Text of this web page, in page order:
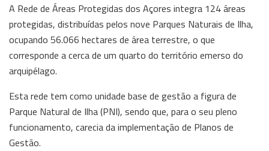
A Rede de Áreas Protegidas dos Açores integra 124 áreas
protegidas, distribuídas pelos nove Parques Naturais de Ilha,
ocupando 56.066 hectares de área terrestre, o que
corresponde a cerca de um quarto do território emerso do
arquipélago.
Esta rede tem como unidade base de gestão a figura de
Parque Natural de Ilha (PNI), sendo que, para o seu pleno
funcionamento, carecia da implementação de Planos de
Gestão.